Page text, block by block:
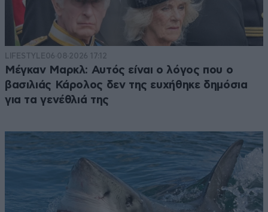
LIFESTYLE06·08·2026 17:12
Μέγκαν Μαρκλ: Αυτός είναι ο λόγος που ο
βασιλιάς Κάρολος δεν της ευχήθηκε δημόσια
για τα γενέθλιά της